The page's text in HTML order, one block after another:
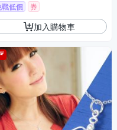
戰低價 券
加入購物車